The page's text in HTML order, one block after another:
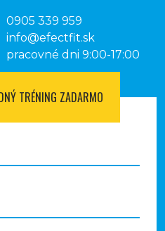
0905 339 959
info@efectfit.sk
pracovné dni 9:00-17:00
TRÉNING ZADARMO